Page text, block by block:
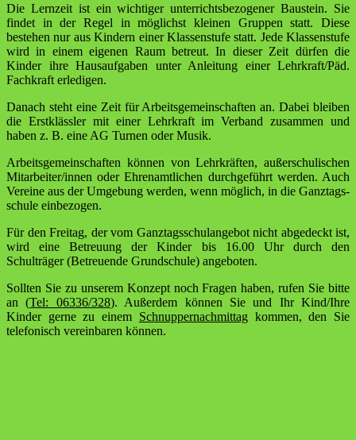
Die Lernzeit ist ein wichtiger unterrichtsbezogener Baustein. Sie
findet in der Regel in möglichst klei­nen Gruppen statt. Diese
bestehen nur aus Kindern einer Klassenstufe statt. Jede Klassenstufe
wird in einem eigenen Raum betreut. In dieser Zeit dürfen die
Kinder ihre Hausaufgaben unter Anleitung einer Lehrkraft/Päd.
Fachkraft erledigen.
Danach steht eine Zeit für Arbeitsgemeinschaften an. Dabei bleiben
die Erstklässler mit einer Lehrkraft im Verband zusammen und
haben z. B. eine AG Turnen oder Musik.
Arbeitsgemeinschaften können von Lehrkräften, außerschulischen
Mitarbeiter/innen oder Ehrenamtlichen durchgeführt werden. Auch
Vereine aus der Umgebung werden, wenn möglich, in die Ganztags­
schule einbezogen.
Für den Freitag, der vom Ganztagsschulangebot nicht abgedeckt ist,
wird eine Betreuung der Kinder bis 16.00 Uhr durch den
Schulträger (Betreuende Grundschule) angeboten.
Sollten Sie zu unserem Konzept noch Fragen haben, rufen Sie bitte
an (Tel: 06336/328). Außerdem können Sie und Ihr Kind/Ihre
Kinder gerne zu einem Schnuppernachmittagkommen, den Sie
telefonisch vereinbaren können.